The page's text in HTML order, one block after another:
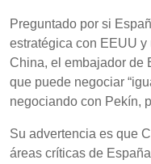
Preguntado por si
estratégica con EEUU
China, el embajador de
que puede negociar
negociando con Pekín,
Su advertencia es que
áreas críticas de